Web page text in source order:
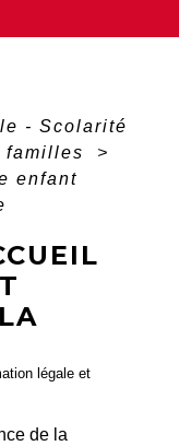
- Scolarité
familles
>
enfant
légale et
de la